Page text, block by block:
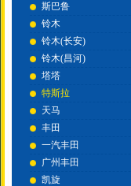
斯巴鲁
铃木
铃木(长安)
铃木(昌河)
塔塔
特斯拉
天马
丰田
一汽丰田
广州丰田
凯旋